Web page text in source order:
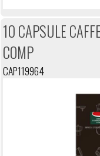
10 CAPSULE
COMP
CAP119964